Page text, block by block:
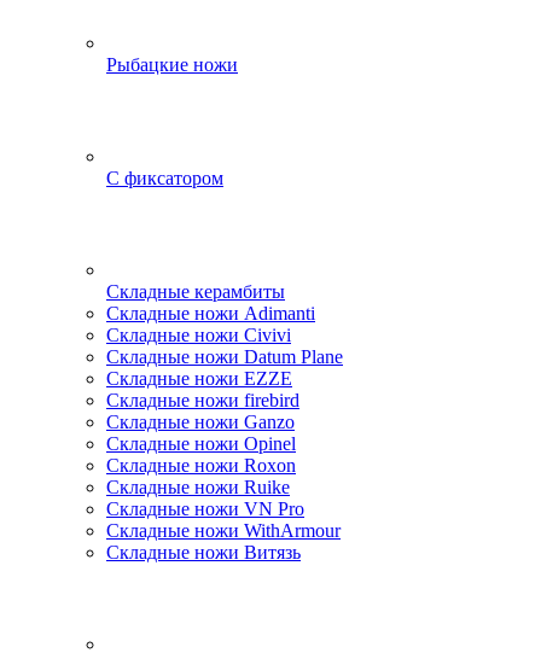
Рыбацкие ножи
С фиксатором
Складные керамбиты
Складные ножи Adimanti
Складные ножи Civivi
Складные ножи Datum Plane
Складные ножи EZZE
Складные ножи firebird
Складные ножи Ganzo
Складные ножи Opinel
Складные ножи Roxon
Складные ножи Ruike
Складные ножи VN Pro
Складные ножи WithArmour
Складные ножи Витязь